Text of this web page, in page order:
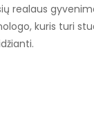
realaus
kuris turi